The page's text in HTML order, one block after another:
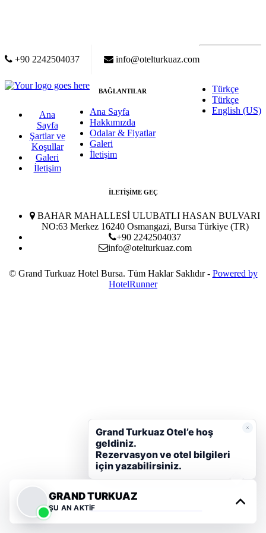
+90 2242504037 info@otelturkuaz.com
Türkçe
Türkçe
English (US)
Ana Sayfa
Hakkımızda
Odalar & Fiyatlar
Galeri
İletişim
BAĞLANTILAR
Ana
Sayfa
Şartlar ve
Koşullar
Galeri
İletişim
İLETİŞİME GEÇ
BAHAR MAHALLESİ ULUBATLI HASAN BULVARI
NO:63 Merkez 16240 Osmangazi, Bursa Türkiye (TR)
+90 2242504037
info@otelturkuaz.com
© Grand Turkuaz Hotel Bursa. Tüm Haklar Saklıdır - Powered by
HotelRunner
REZERVASYON YAP
Grand Turkuaz Otel’e hoş
geldiniz.
Rezervasyon ve otel bilgileri
için yazabilirsiniz.
GRAND TURKUAZ
ŞU AN AKTIF